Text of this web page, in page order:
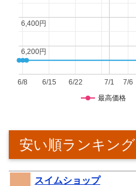
最高価格
7/1
6/8 6/15 6/22 7/6
6,200円
6,200円
6,400円
6,400円
安い順ランキング
スイムショップ